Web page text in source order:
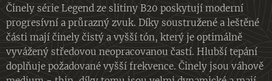
Činely série Legend ze slitiny B20 poskytují moderní
progresívní a průrazný zvuk. Díky soustružené a leštěné
části mají činely čistý a vyšší tón, který je optimálně
vyvážený středovou neopracovanou častí. Hlubší tepání
doplňuje požadované vyšší frekvence. Činely jsou váhově